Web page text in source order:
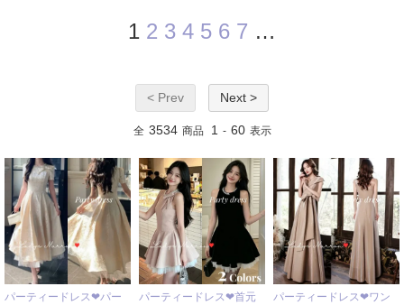
1 2 3 4 5 6 7 …
< Prev Next >
全 3534 商品 1 - 60 表示
パーティードレス❤パー
パーティードレス❤首元
パーティードレス❤ワン